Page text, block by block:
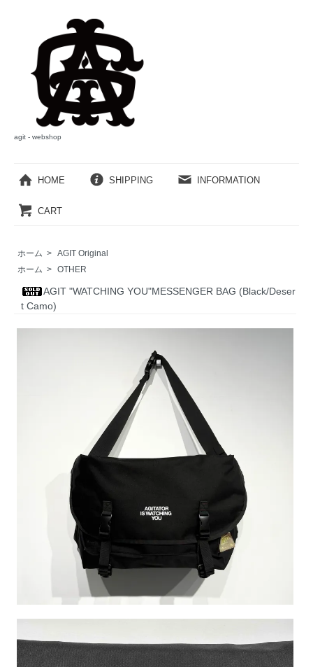
agit - webshop
HOME SHIPPING INFORMATION
CART
ホーム > AGIT Original
ホーム > OTHER
AGIT "WATCHING YOU"MESSENGER BAG (Black/Deser
t Camo)